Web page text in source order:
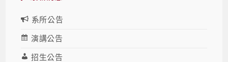
系所公告
演講公告
招生公告